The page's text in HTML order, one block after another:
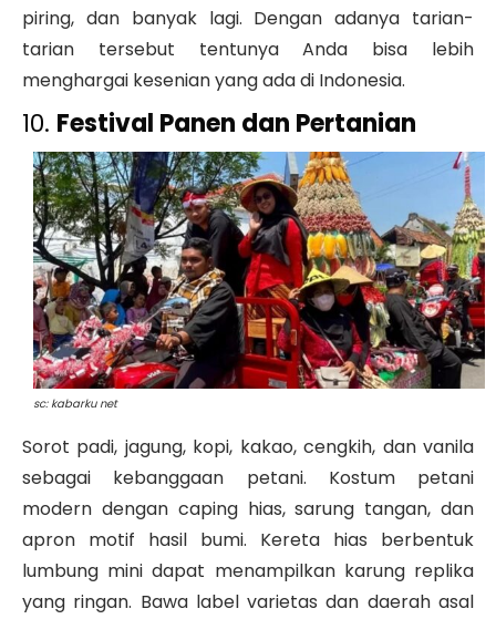
piring, dan banyak lagi. Dengan adanya tarian-
tarian tersebut tentunya Anda bisa lebih
menghargai kesenian yang ada di Indonesia.
10. Festival Panen dan Pertanian
sc: kabarku net
Sorot padi, jagung, kopi, kakao, cengkih, dan vanila
sebagai kebanggaan petani. Kostum petani
modern dengan caping hias, sarung tangan, dan
apron motif hasil bumi. Kereta hias berbentuk
lumbung mini dapat menampilkan karung replika
yang ringan. Bawa label varietas dan daerah asal